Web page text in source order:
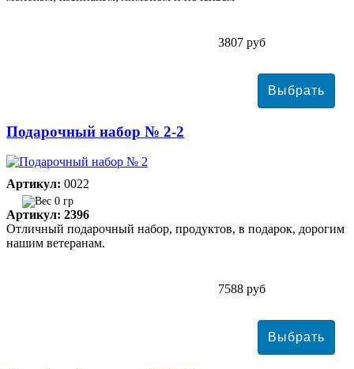
3807 руб
Подарочный набор № 2-2
Артикул: 0022
0 гр
Артикул: 2396
Отличный подарочный набор, продуктов, в подарок, дорогим
нашим ветеранам.
7588 руб